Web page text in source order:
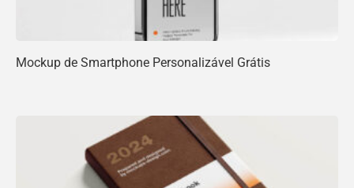
Mockup de Smartphone Personalizável Grátis